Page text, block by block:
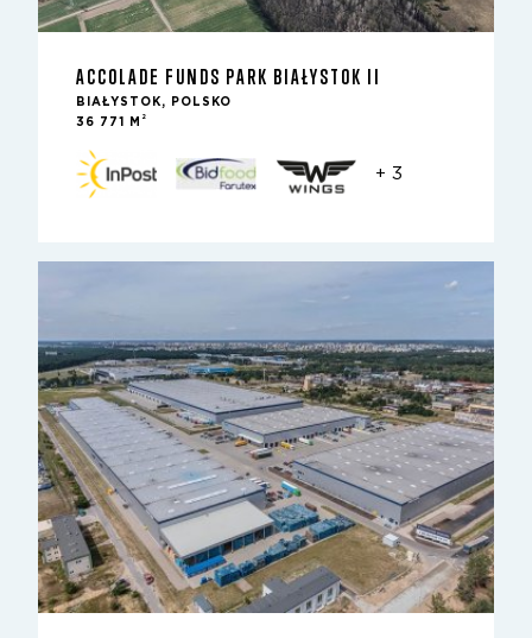
ACCOLADE FUNDS PARK BIAŁYSTOK II
BIAŁYSTOK, POLSKO
36 771 M
2
+ 3